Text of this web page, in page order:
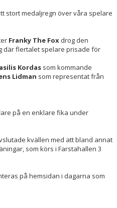
stort medaljregn över våra spelare
Franky The Fox drog den
där flertalet spelare prisade för
Kordas som kommande
Lidman som representat från
på en enklare fika under
kvällen med att bland annat
som körs i Farstahallen 3
på hemsidan i dagarna som